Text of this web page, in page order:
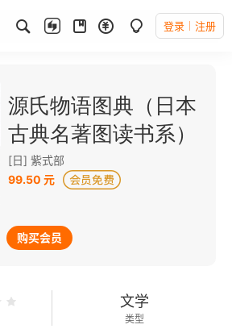
登录 注册
源氏物语图典（日本
古典名著图读书系）
[日] 紫式部
99.50 元
购买会员
文学
类型